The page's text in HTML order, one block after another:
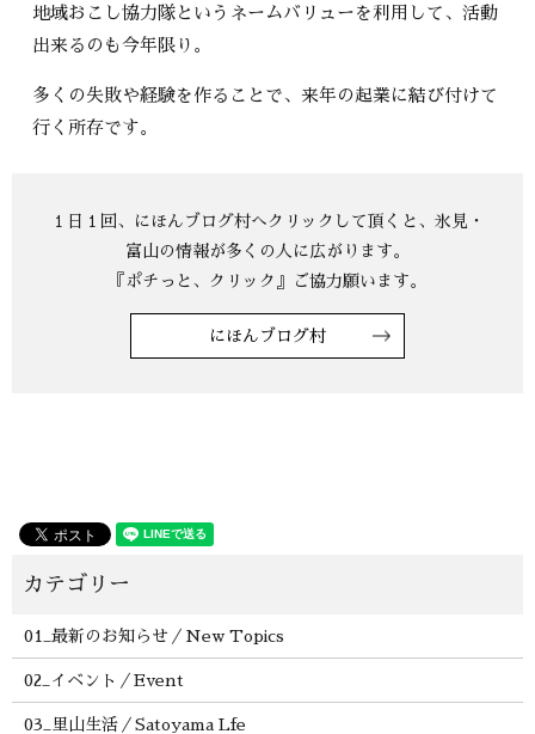
地域おこし協力隊というネームバリューを利用して、活動
出来るのも今年限り。
多くの失敗や経験を作ることで、来年の起業に結び付けて
行く所存です。
にほんブログ村
01_最新のお知らせ／New Topics
02_イベント／Event
03_里山生活／Satoyama Lfe